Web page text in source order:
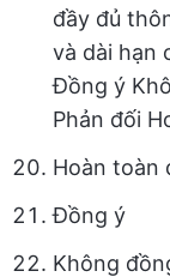
đầy đủ
và dài hạn
Đồng ý
Phản đối
Hoàn toàn
Đồng ý
Không